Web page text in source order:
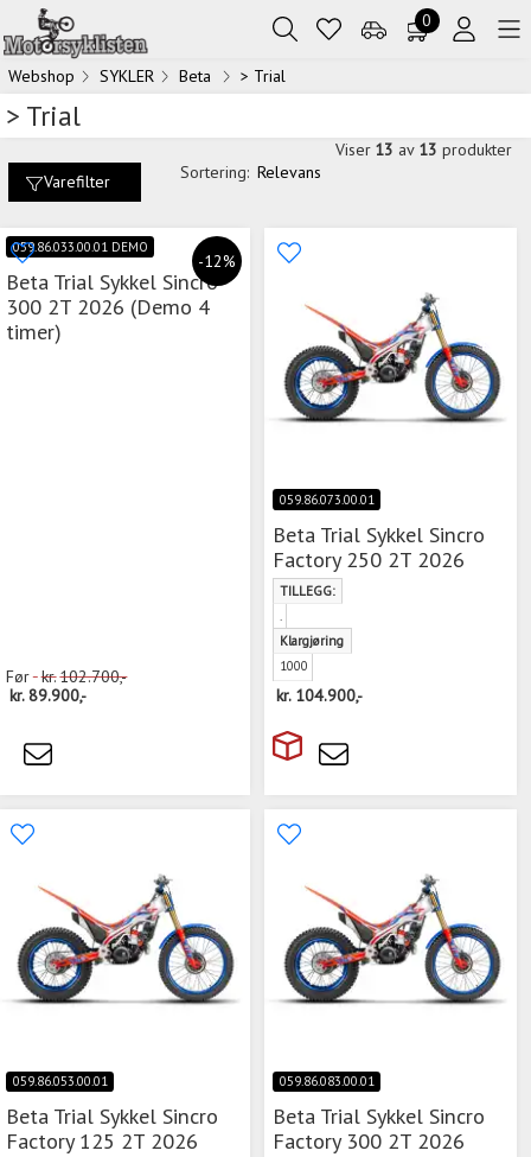
0
Webshop SYKLER Beta > Trial
> Trial
Varefilter Sortering: Relevans
Viser 13 av 13 produkter
-12%
059.86.033.00.01 DEMO
Beta Trial Sykkel Sincro
300 2T 2026 (Demo 4
timer)
Før kr.102.700,-
kr.89.900,-
059.86.073.00.01
Beta Trial Sykkel Sincro
Factory 250 2T 2026
TILLEGG:
.
Klargjøring
1000
kr. 104.900,-
059.86.053.00.01
Beta Trial Sykkel Sincro
Factory 125 2T 2026
059.86.083.00.01
Beta Trial Sykkel Sincro
Factory 300 2T 2026